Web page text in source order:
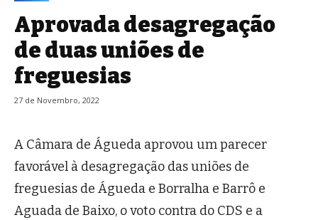
Aprovada desagregação
de duas uniões de
freguesias
27 de Novembro, 2022
A Câmara de Águeda aprovou um parecer
favorável à desagregação das uniões de
freguesias de Águeda e Borralha e Bar­rô e
Aguada de Baixo, o voto contra do CDS e a